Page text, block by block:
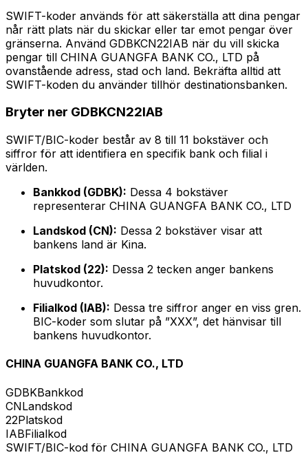
SWIFT-koder används för att säkerställa att dina pengar
når rätt plats när du skickar eller tar emot pengar över
gränserna. Använd GDBKCN22IAB när du vill skicka
pengar till CHINA GUANGFA BANK CO., LTD på
ovanstående adress, stad och land. Bekräfta alltid att
SWIFT-koden du använder tillhör destinationsbanken.
Bryter ner GDBKCN22IAB
SWIFT/BIC-koder består av 8 till 11 bokstäver och
siffror för att identifiera en specifik bank och filial i
världen.
Bankkod (GDBK): Dessa 4 bokstäver
representerar CHINA GUANGFA BANK CO., LTD
Landskod (CN): Dessa 2 bokstäver visar att
bankens land är Kina.
Platskod (22): Dessa 2 tecken anger bankens
huvudkontor.
Filialkod (IAB): Dessa tre siffror anger en viss gren.
BIC-koder som slutar på ”XXX”, det hänvisar till
bankens huvudkontor.
CHINA GUANGFA BANK CO., LTD
GDBKBankkod
CNLandskod
22Platskod
IABFilialkod
SWIFT/BIC-kod för CHINA GUANGFA BANK CO., LTD